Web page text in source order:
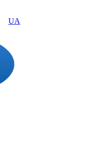
Palsun Plastall
UA